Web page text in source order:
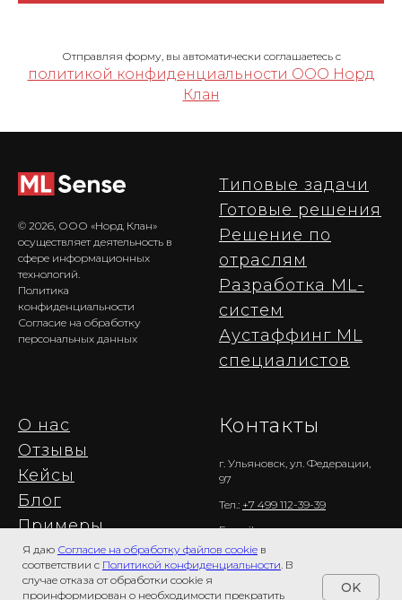
Я даю Согласие на обработку файлов cookie в
соответствии с Политикой конфиденциальности. В
случае отказа от обработки cookie я
проинформирован о необходимости прекратить
OK
Отправляя форму, вы автоматически соглашаетесь с
политикой конфиденциальности ООО Норд
Клан
© 2026, ООО «Норд Клан»
осуществляет деятельность в
сфере информационных
технологий.
Политика
конфиденциальности
Согласие на обработку
персональных данных
Типовые задачи
Готовые решения
Решение по
отраслям
Разработка ML-
cистем
Аустаффинг ML
специалистов
О нас
Отзывы
Кейсы
Блог
Примеры
использования
Контакты
г. Ульяновск, ул. Федерации,
97
Тел.: +7 499 112-39-39
E-mail:
welcome@nordclan.com
Агентам:+7 499 404-09-69